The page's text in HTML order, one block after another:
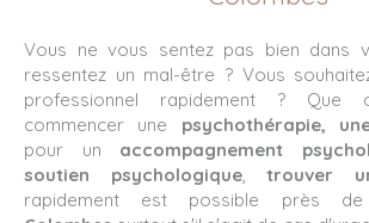
Vous ne vous sentez pas bien dans
ressentez un mal-être ? Vous
professionnel rapidement ?
commencer une psychothérapie,
pour un accompagnement
soutien psychologique, trouver
rapidement est possible près